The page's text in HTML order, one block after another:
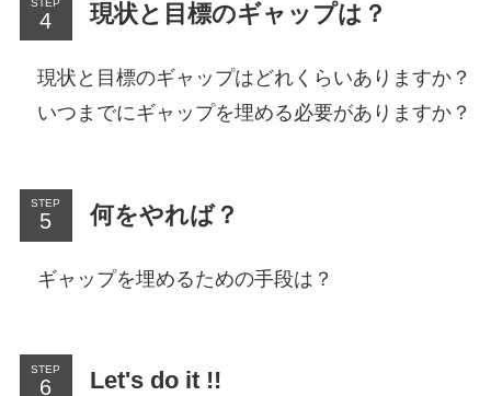
現状と目標のギャップは？
現状と目標のギャップはどれくらいありますか？
いつまでにギャップを埋める必要がありますか？
STEP 何をやれば？
ギャップを埋めるための手段は？
STEP Let's do it !!